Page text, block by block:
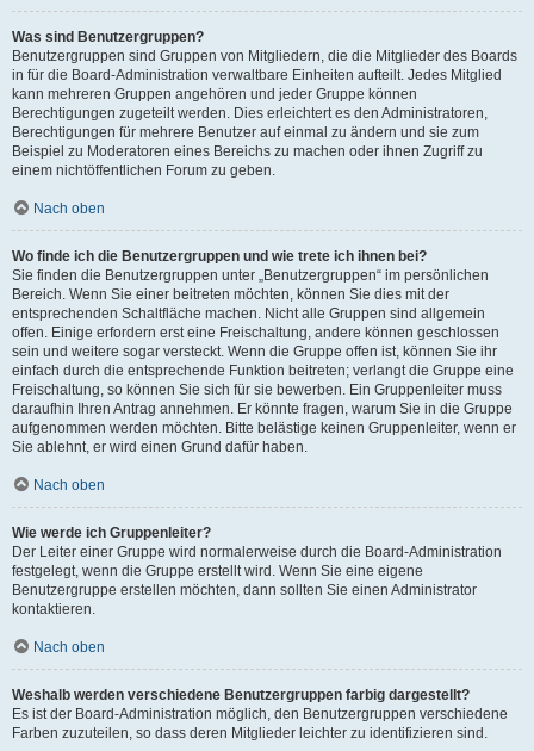
Was sind Benutzergruppen?
Benutzergruppen sind Gruppen von Mitgliedern, die die Mitglieder des Boards
in für die Board-Administration verwaltbare Einheiten aufteilt. Jedes Mitglied
kann mehreren Gruppen angehören und jeder Gruppe können
Berechtigungen zugeteilt werden. Dies erleichtert es den Administratoren,
Berechtigungen für mehrere Benutzer auf einmal zu ändern und sie zum
Beispiel zu Moderatoren eines Bereichs zu machen oder ihnen Zugriff zu
einem nichtöffentlichen Forum zu geben.
Nach oben
Wo finde ich die Benutzergruppen und wie trete ich ihnen bei?
Sie finden die Benutzergruppen unter „Benutzergruppen“ im persönlichen
Bereich. Wenn Sie einer beitreten möchten, können Sie dies mit der
entsprechenden Schaltfläche machen. Nicht alle Gruppen sind allgemein
offen. Einige erfordern erst eine Freischaltung, andere können geschlossen
sein und weitere sogar versteckt. Wenn die Gruppe offen ist, können Sie ihr
einfach durch die entsprechende Funktion beitreten; verlangt die Gruppe eine
Freischaltung, so können Sie sich für sie bewerben. Ein Gruppenleiter muss
daraufhin Ihren Antrag annehmen. Er könnte fragen, warum Sie in die Gruppe
aufgenommen werden möchten. Bitte belästige keinen Gruppenleiter, wenn er
Sie ablehnt, er wird einen Grund dafür haben.
Nach oben
Wie werde ich Gruppenleiter?
Der Leiter einer Gruppe wird normalerweise durch die Board-Administration
festgelegt, wenn die Gruppe erstellt wird. Wenn Sie eine eigene
Benutzergruppe erstellen möchten, dann sollten Sie einen Administrator
kontaktieren.
Nach oben
Weshalb werden verschiedene Benutzergruppen farbig dargestellt?
Es ist der Board-Administration möglich, den Benutzergruppen verschiedene
Farben zuzuteilen, so dass deren Mitglieder leichter zu identifizieren sind.